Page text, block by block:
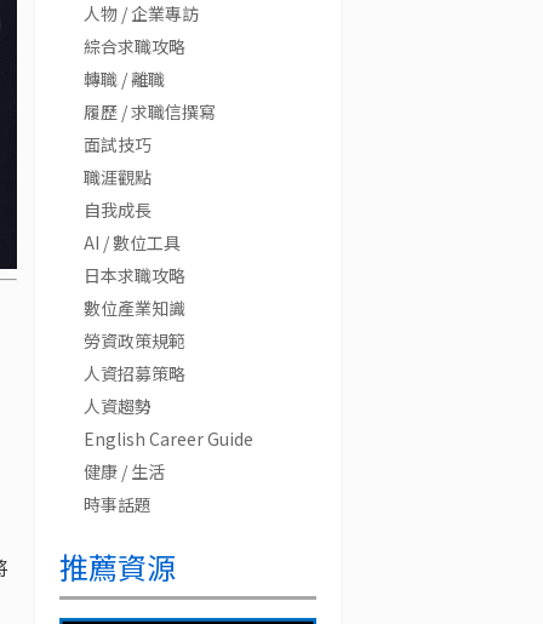
人物 / 企業專訪
綜合求職攻略
轉職 / 離職
履歷 / 求職信撰寫
面試技巧
職涯觀點
自我成長
AI / 數位工具
日本求職攻略
數位產業知識
勞資政策規範
人資招募策略
人資趨勢
English Career Guide
健康 / 生活
時事話題
推薦資源